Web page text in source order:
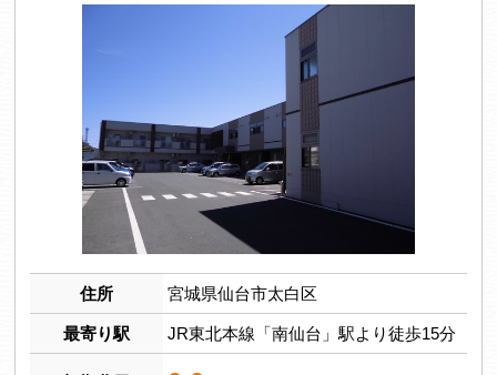
住所 宮城県仙台市太白区
最寄り駅 JR東北本線「南仙台」駅より徒歩15分